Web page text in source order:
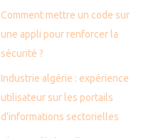
Comment mettre un code sur
une appli pour renforcer la
sécurité ?
Industrie algérie : expérience
utilisateur sur les portails
d’informations sectorielles